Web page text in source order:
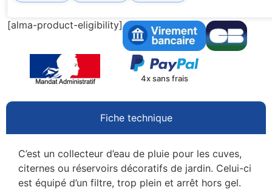
[alma-product-eligibility]
4x sans frais
Fiche technique
C’est un collecteur d’eau de pluie pour les cuves,
citernes ou réservoirs décoratifs de jardin. Celui-ci
est équipé d’un filtre, trop plein et arrêt hors gel.